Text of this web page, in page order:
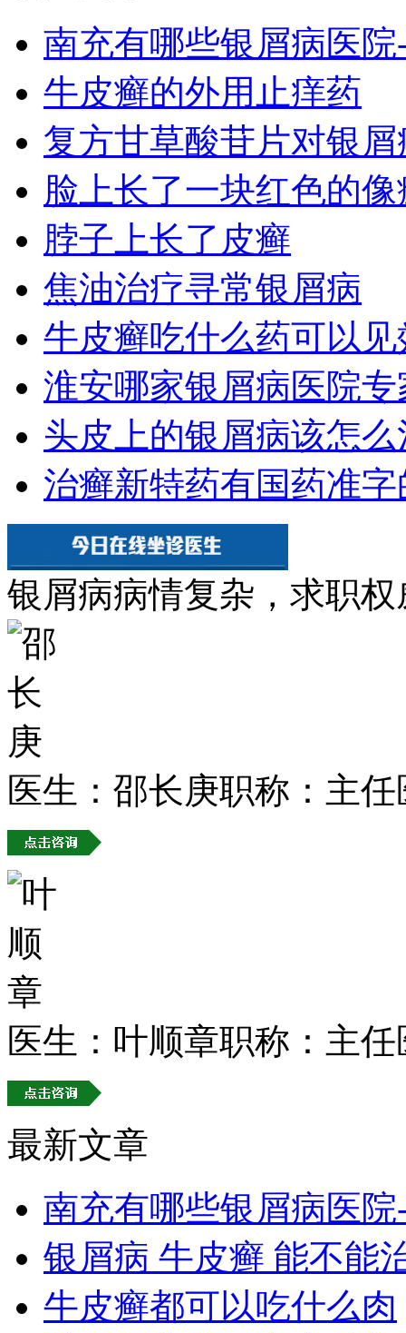
南充有哪些银屑病医
牛皮癣的外用止痒药
复方甘草酸苷片对银
脸上长了一块红色的
脖子上长了皮癣
焦油治疗寻常银屑病
牛皮癣吃什么药可以见
淮安哪家银屑病医院
头皮上的银屑病该怎么
治癣新特药有国药准
银屑病病情复杂，求职
医生：邵长庚职称：主任
医生：叶顺章职称：主任
最新文章
南充有哪些银屑病医
银屑病 牛皮癣 能不能
牛皮癣都可以吃什么肉